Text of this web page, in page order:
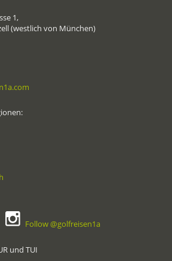
1,
(westlich von München)
Follow @golfreisen1a
und TUI